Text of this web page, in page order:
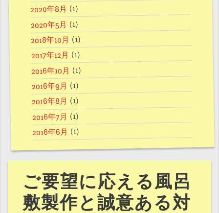
2020年8月 (1)
2020年5月 (1)
2018年10月 (1)
2017年12月 (1)
2016年10月 (1)
2016年9月 (1)
2016年8月 (1)
2016年7月 (1)
2016年6月 (1)
ご要望に応える風呂
敷製作と誠意ある対